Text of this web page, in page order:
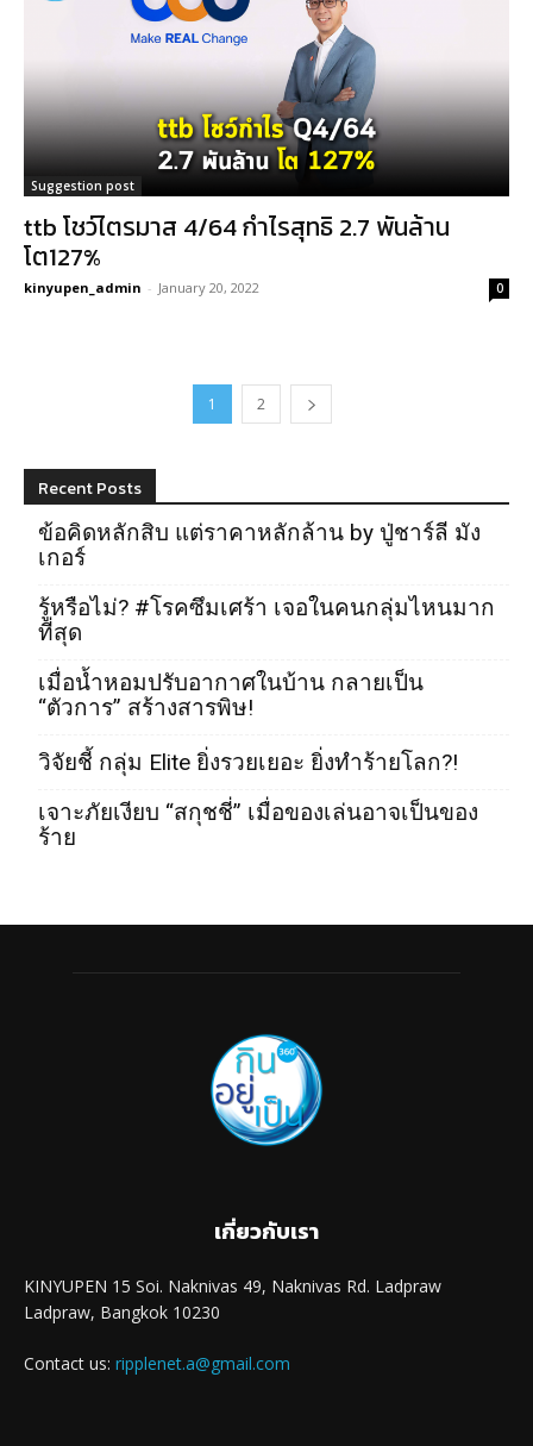
Suggestion post
ttb โชว์ไตรมาส 4/64 กำไรสุทธิ 2.7 พันล้าน
โต127%
kinyupen_admin - January 20, 2022 0
1 2
Recent Posts
ข้อคิดหลักสิบ แต่ราคาหลักล้าน by ปู่ชาร์ลี มัง
เกอร์
รู้หรือไม่? #โรคซึมเศร้า เจอในคนกลุ่มไหนมาก
ที่สุด
เมื่อน้ำหอมปรับอากาศในบ้าน กลายเป็น
“ตัวการ” สร้างสารพิษ!
วิจัยชี้ กลุ่ม Elite ยิ่งรวยเยอะ ยิ่งทำร้ายโลก?!
เจาะภัยเงียบ “สกุชชี่” เมื่อของเล่นอาจเป็นของ
ร้าย
เกี่ยวกับเรา
KINYUPEN 15 Soi. Naknivas 49, Naknivas Rd. Ladpraw
Ladpraw, Bangkok 10230
Contact us: ripplenet.a@gmail.com